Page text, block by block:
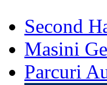
Second
Masini
Parcuri